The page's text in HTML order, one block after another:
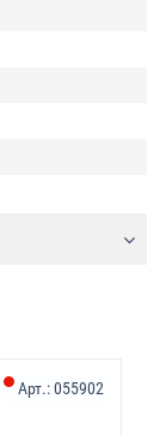
Арт.:055902